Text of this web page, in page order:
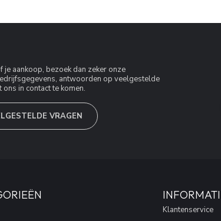
aankoop, bezoek dan zeker onze
antwoorden op veelgestelde
in contact te komen.
VRAGEN
Klantenservice